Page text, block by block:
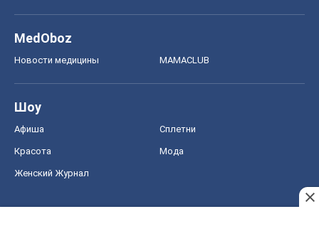
MedOboz
Новости медицины MAMACLUB
Шоу
Афиша Сплетни
Красота Мода
Женский Журнал